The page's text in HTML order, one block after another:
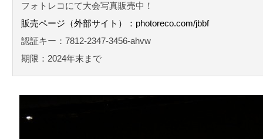
フォトレコにて大会写真販売中！
販売ページ（外部サイト）：photoreco.com/jbbf
認証キー：7812-2347-3456-ahvw
期限：2024年末まで